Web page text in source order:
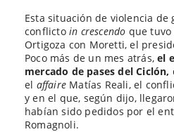
Esta situación de violencia de
conflictoin crescendo que
Ortigoza con Moretti, el
Poco más de un mes atrás,el
mercado de pases del Ciclón,
el affaire Matías Reali, el
y en el que, según dijo,
habían sido pedidos por el
Romagnoli.